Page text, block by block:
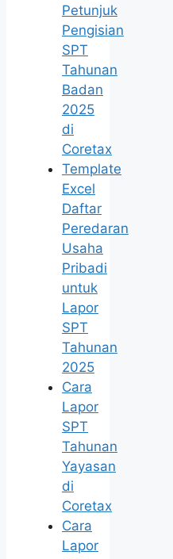
Petunjuk
Pengisian
SPT
Tahunan
Badan
2025
di
Coretax
Template
Excel
Daftar
Peredaran
Usaha
Pribadi
untuk
Lapor
SPT
Tahunan
2025
Cara
Lapor
SPT
Tahunan
Yayasan
di
Coretax
Cara
Lapor